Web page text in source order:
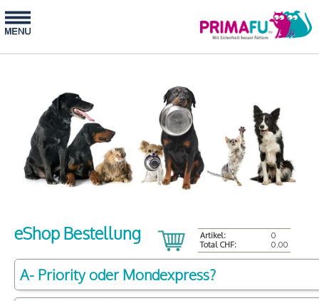
eShop Bestellung Artikel:
0
Total CHF:
0.00
A- Priority oder Mondexpress?